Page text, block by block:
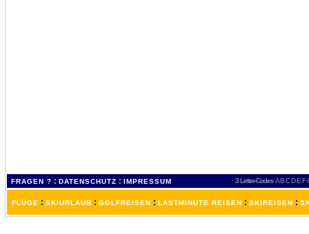
FRAGEN ? : DATENSCHUTZ : IMPRESSUM 3 Letter-Codes ABCDEF
FLÜGE : SKIURLAUB : GOLFREISEN : LASTMINUTE REISEN : SKIREISEN :